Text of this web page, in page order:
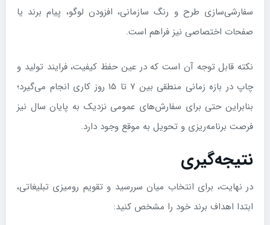
سفارشی‌سازی طرح و رنگ سازمانی، افزودن لوگو، پیام برند یا
صفحات اختصاصی نیز فراهم است.
نکته قابل توجه آن است که در عین حفظ کیفیت، فرایند تولید و
چاپ در بازه زمانی منطقی بین ۷ تا ۱۵ روز کاری انجام می‌گیرد؛
بنابراین حتی برای سفارش‌های عمومی نزدیک به پایان سال نیز
فرصت برنامه‌ریزی و تحویل به موقع وجود دارد.
نتیجه‌گیری
در نهایت، برای انتخاب میان سررسید و تقویم رومیزی تبلیغاتی،
ابتدا اهداف برند خود را مشخص کنید: